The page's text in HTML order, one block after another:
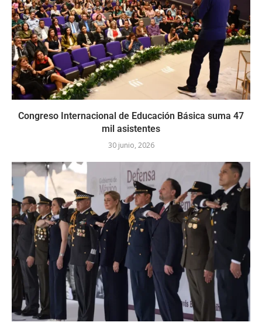
Congreso Internacional de Educación Básica suma 47
mil asistentes
30 junio, 2026